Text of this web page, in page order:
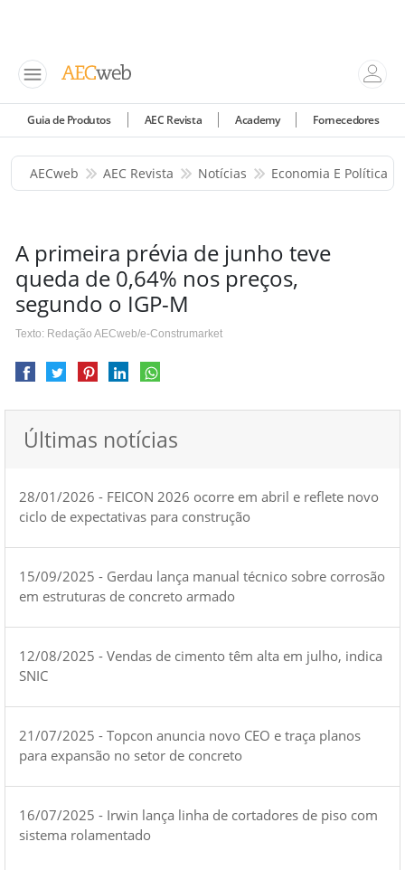
Guia de Produtos AEC Revista Academy Fornecedores
AECweb AEC Revista Notícias Economia E Política
A primeira prévia de junho teve
queda de 0,64% nos preços,
segundo o IGP-M
Texto: Redação AECweb/e-Construmarket
Últimas notícias
28/01/2026 - FEICON 2026 ocorre em abril e reflete novo
ciclo de expectativas para construção
15/09/2025 - Gerdau lança manual técnico sobre corrosão
em estruturas de concreto armado
12/08/2025 - Vendas de cimento têm alta em julho, indica
SNIC
21/07/2025 - Topcon anuncia novo CEO e traça planos
para expansão no setor de concreto
16/07/2025 - Irwin lança linha de cortadores de piso com
sistema rolamentado